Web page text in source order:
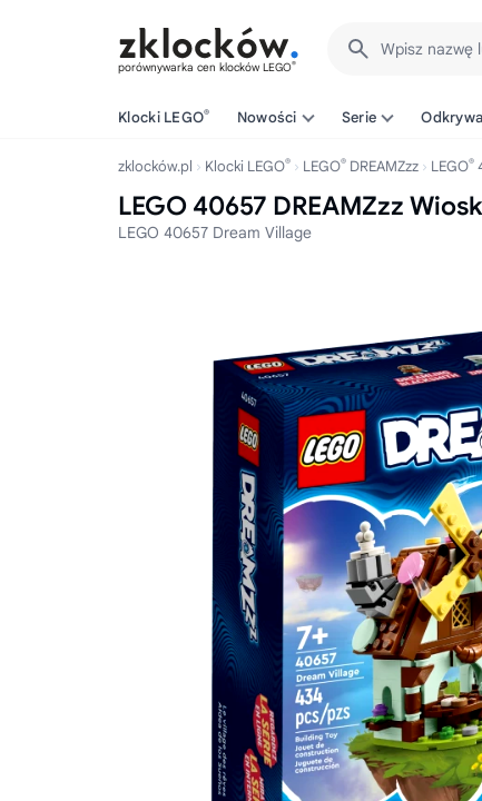
porównywarka cen klocków LEGO®
Wpisz nazwę
Klocki LEGO® Nowości Serie
zklocków.pl Klocki LEGO® LEGO® DREAMZzz LEGO®
LEGO 40657 DREAMZzz
LEGO 40657 Dream Village